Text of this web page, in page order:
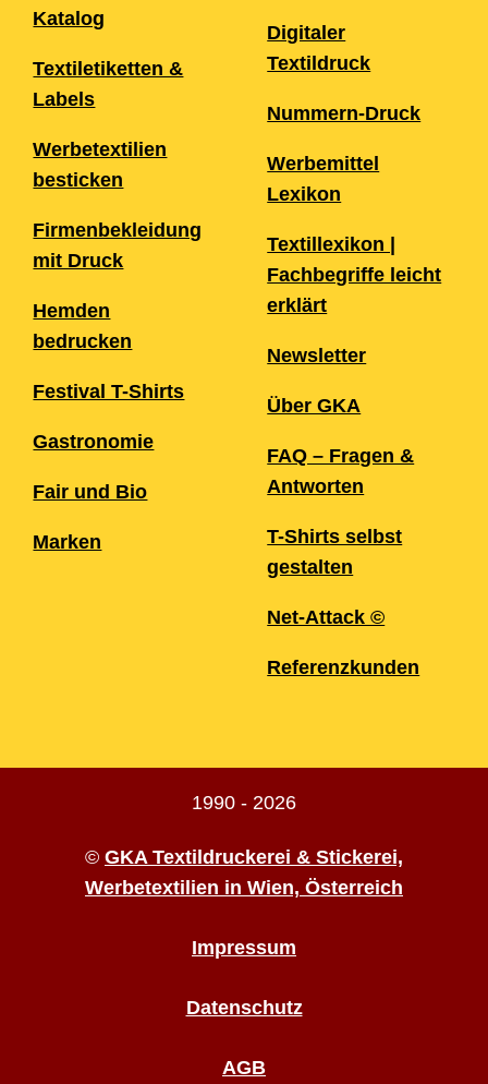
Katalog
Textiletiketten &
Labels
Werbetextilien
besticken
Firmenbekleidung
mit Druck
Hemden
bedrucken
Festival T-Shirts
Gastronomie
Fair und Bio
Marken
Digitaler
Textildruck
Nummern-Druck
Werbemittel
Lexikon
Textillexikon |
Fachbegriffe leicht
erklärt
Newsletter
Über GKA
FAQ – Fragen &
Antworten
T-Shirts selbst
gestalten
Net-Attack ©
Referenzkunden
1990 - 2026
© GKA Textildruckerei & Stickerei,
Werbetextilien in Wien, Österreich
Impressum
Datenschutz
AGB